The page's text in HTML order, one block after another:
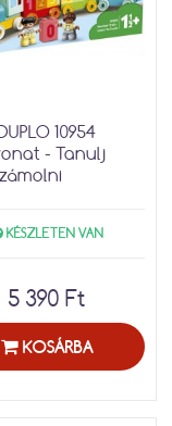
10954
- Tanulj
KÉSZLETEN VAN
5 390 Ft
KOSÁRBA